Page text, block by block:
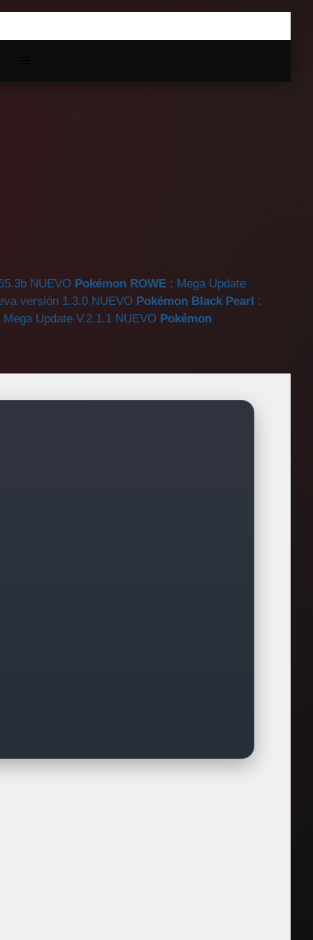
NUEVO Pokémon ROWE : Mega Update
versión 1.3.0 NUEVO Pokémon Black Pearl :
Mega Update V.2.1.1 NUEVO Pokémon